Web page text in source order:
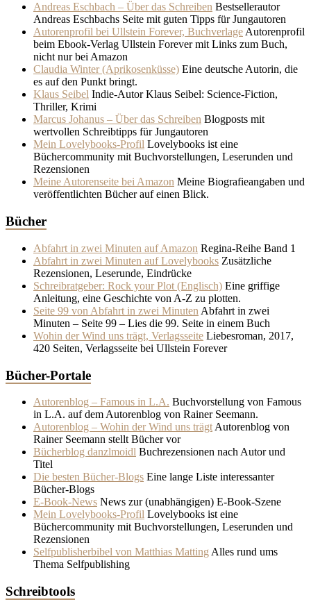
Andreas Eschbach – Über das Schreiben Bestsellerautor
Andreas Eschbachs Seite mit guten Tipps für Jungautoren
Autorenprofil bei Ullstein Forever, Buchverlage Autorenprofil
beim Ebook-Verlag Ullstein Forever mit Links zum Buch,
nicht nur bei Amazon
Claudia Winter (Aprikosenküsse) Eine deutsche Autorin, die
es auf den Punkt bringt.
Klaus Seibel Indie-Autor Klaus Seibel: Science-Fiction,
Thriller, Krimi
Marcus Johanus – Über das Schreiben Blogposts mit
wertvollen Schreibtipps für Jungautoren
Mein Lovelybooks-Profil Lovelybooks ist eine
Büchercommunity mit Buchvorstellungen, Leserunden und
Rezensionen
Meine Autorenseite bei Amazon Meine Biografieangaben und
veröffentlichten Bücher auf einen Blick.
Bücher
Abfahrt in zwei Minuten auf Amazon Regina-Reihe Band 1
Abfahrt in zwei Minuten auf Lovelybooks Zusätzliche
Rezensionen, Leserunde, Eindrücke
Schreibratgeber: Rock your Plot (Englisch) Eine griffige
Anleitung, eine Geschichte von A-Z zu plotten.
Seite 99 von Abfahrt in zwei Minuten Abfahrt in zwei
Minuten – Seite 99 – Lies die 99. Seite in einem Buch
Wohin der Wind uns trägt, Verlagsseite Liebesroman, 2017,
420 Seiten, Verlagsseite bei Ullstein Forever
Bücher-Portale
Autorenblog – Famous in L.A. Buchvorstellung von Famous
in L.A. auf dem Autorenblog von Rainer Seemann.
Autorenblog – Wohin der Wind uns trägt Autorenblog von
Rainer Seemann stellt Bücher vor
Bücherblog danzlmoidl Buchrezensionen nach Autor und
Titel
Die besten Bücher-Blogs Eine lange Liste interessanter
Bücher-Blogs
E-Book-News News zur (unabhängigen) E-Book-Szene
Mein Lovelybooks-Profil Lovelybooks ist eine
Büchercommunity mit Buchvorstellungen, Leserunden und
Rezensionen
Selfpublisherbibel von Matthias Matting Alles rund ums
Thema Selfpublishing
Schreibtools